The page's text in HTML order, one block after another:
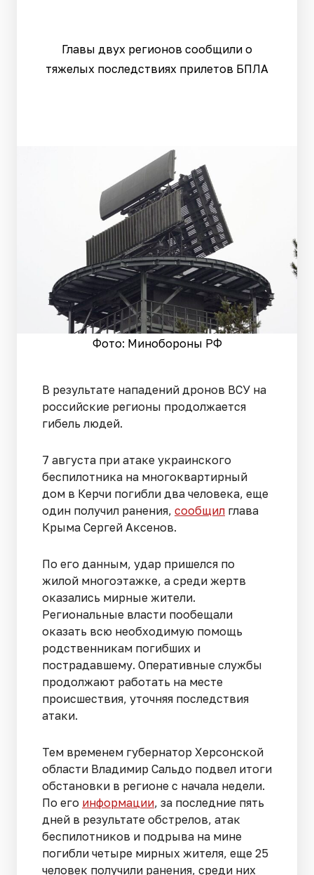
Главы двух регионов сообщили о
тяжелых последствиях прилетов БПЛА
Фото: Минобороны РФ
В результате нападений дронов ВСУ на
российские регионы продолжается
гибель людей.
7 августа при атаке украинского
беспилотника на многоквартирный
дом в Керчи погибли два человека, еще
один получил ранения, сообщил глава
Крыма Сергей Аксенов.
По его данным, удар пришелся по
жилой многоэтажке, а среди жертв
оказались мирные жители.
Региональные власти пообещали
оказать всю необходимую помощь
родственникам погибших и
пострадавшему. Оперативные службы
продолжают работать на месте
происшествия, уточняя последствия
атаки.
Тем временем губернатор Херсонской
области Владимир Сальдо подвел итоги
обстановки в регионе с начала недели.
По его информации, за последние пять
дней в результате обстрелов, атак
беспилотников и подрыва на мине
погибли четыре мирных жителя, еще 25
человек получили ранения, среди них